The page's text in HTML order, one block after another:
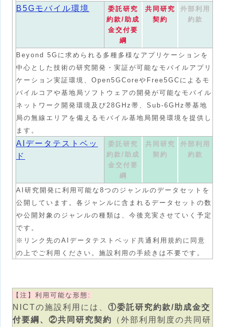
B5Gモバイル環境
委託研究
約款/助成
金交付要
綱
共同研究
契約
外部利用
約款
Beyond 5Gに求められる多種多様なアプリケーションを
中心とした技術の研究開発・実証が可能なモバイルアプリ
ケーション実証環境、Open5GCoreやFree5GCによるモ
バイルコアや基地局ソフトウェアの開発が可能なモバイル
ネットワーク開発環境及び28GHz帯、Sub-6GHz帯基地
局の無線エリアを備えるモバイル基地局開発環境を提供し
ます。
AIデータテストベッ
ド
委託研究
約款/助成
金交付要
綱
共同研究
契約
外部利用
約款
AI研究開発に利用可能な8つのジャンルのデータセットを
公開しています。各ジャンルに含まれるデータセットの数
や公開対象のジャンルの種類は、今後充実させていく予定
です。
※リンク先のAIデータテストベッド共通利用規約に同意
の上でご利用ください。施設利用の手続きは不要です。
【注】利用可能な形態:
NICTの施設利用には、 ①委託研究約款/助成金交
付要綱、②共同研究契約
（外部利用制度の共同研